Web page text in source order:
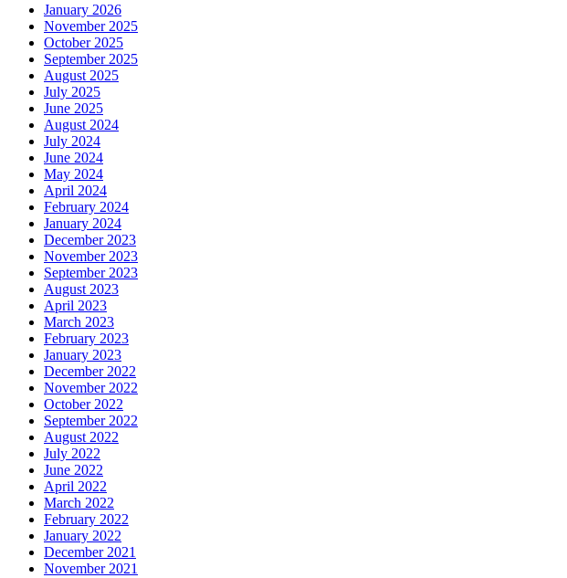
January 2026
November 2025
October 2025
September 2025
August 2025
July 2025
June 2025
August 2024
July 2024
June 2024
May 2024
April 2024
February 2024
January 2024
December 2023
November 2023
September 2023
August 2023
April 2023
March 2023
February 2023
January 2023
December 2022
November 2022
October 2022
September 2022
August 2022
July 2022
June 2022
April 2022
March 2022
February 2022
January 2022
December 2021
November 2021